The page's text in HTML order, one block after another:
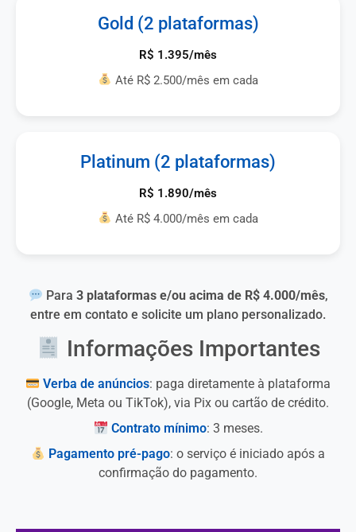
Gold (2 plataformas)
R$ 1.395/mês
Até R$ 2.500/mês em cada
Platinum (2 plataformas)
R$ 1.890/mês
Até R$ 4.000/mês em cada
Para 3 plataformas e/ou acima de R$ 4.000/mês,
entre em contato e solicite um plano personalizado.
Informações Importantes
Verba de anúncios: paga diretamente à plataforma
(Google, Meta ou TikTok), via Pix ou cartão de crédito.
Contrato mínimo: 3 meses.
Pagamento pré-pago: o serviço é iniciado após a
confirmação do pagamento.